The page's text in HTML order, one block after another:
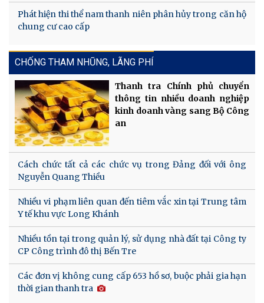
Phát hiện thi thể nam thanh niên phân hủy trong căn hộ
chung cư cao cấp
CHỐNG THAM NHŨNG, LÃNG PHÍ
Thanh tra Chính phủ chuyển
thông tin nhiều doanh nghiệp
kinh doanh vàng sang Bộ Công
an
Cách chức tất cả các chức vụ trong Đảng đối với ông
Nguyễn Quang Thiều
Nhiều vi phạm liên quan đến tiêm vắc xin tại Trung tâm
Y tế khu vực Long Khánh
Nhiều tồn tại trong quản lý, sử dụng nhà đất tại Công ty
CP Công trình đô thị Bến Tre
Các đơn vị không cung cấp 653 hồ sơ, buộc phải gia hạn
thời gian thanh tra